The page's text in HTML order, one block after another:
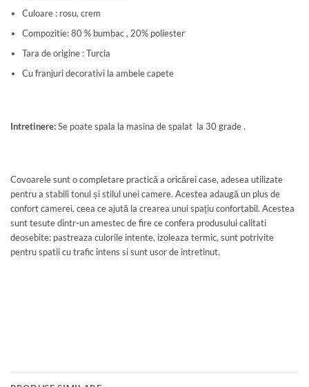
Culoare : rosu, crem
Compozitie: 80 % bumbac , 20% poliester
Tara de origine : Turcia
Cu franjuri decorativi la ambele capete
Intretinere:Se poate spala la masina de spalat la 30 grade .
Covoarele sunt o completare practică a oricărei case, adesea utilizate
pentru a stabili tonul și stilul unei camere. Acestea adaugă un plus de
confort camerei, ceea ce ajută la crearea unui spațiu confortabil. Acestea
sunt tesute dintr-un amestec de fire ce confera produsului calitati
deosebite: pastreaza culorile intente, izoleaza termic, sunt potrivite
pentru spatii cu trafic intens si sunt usor de intretinut.